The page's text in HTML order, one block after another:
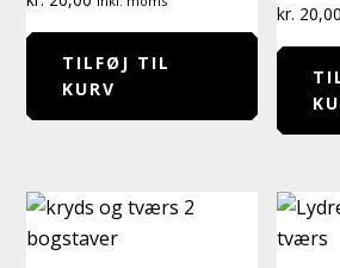
TILFØJ TIL
KURV
kr. 20,00